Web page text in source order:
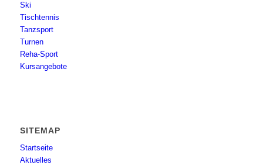
Ski
Tischtennis
Tanzsport
Turnen
Reha-Sport
Kursangebote
SITEMAP
Startseite
Aktuelles